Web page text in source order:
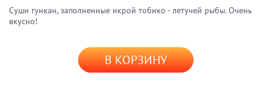
Суши гункан, заполненные икрой тобико - летучей рыбы. Очень
вкусно!
В КОРЗИНУ